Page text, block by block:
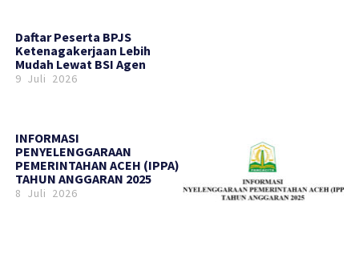
Daftar Peserta BPJS
Ketenagakerjaan Lebih
Mudah Lewat BSI Agen
9 Juli 2026
INFORMASI
PENYELENGGARAAN
PEMERINTAHAN ACEH (IPPA)
TAHUN ANGGARAN 2025
8 Juli 2026